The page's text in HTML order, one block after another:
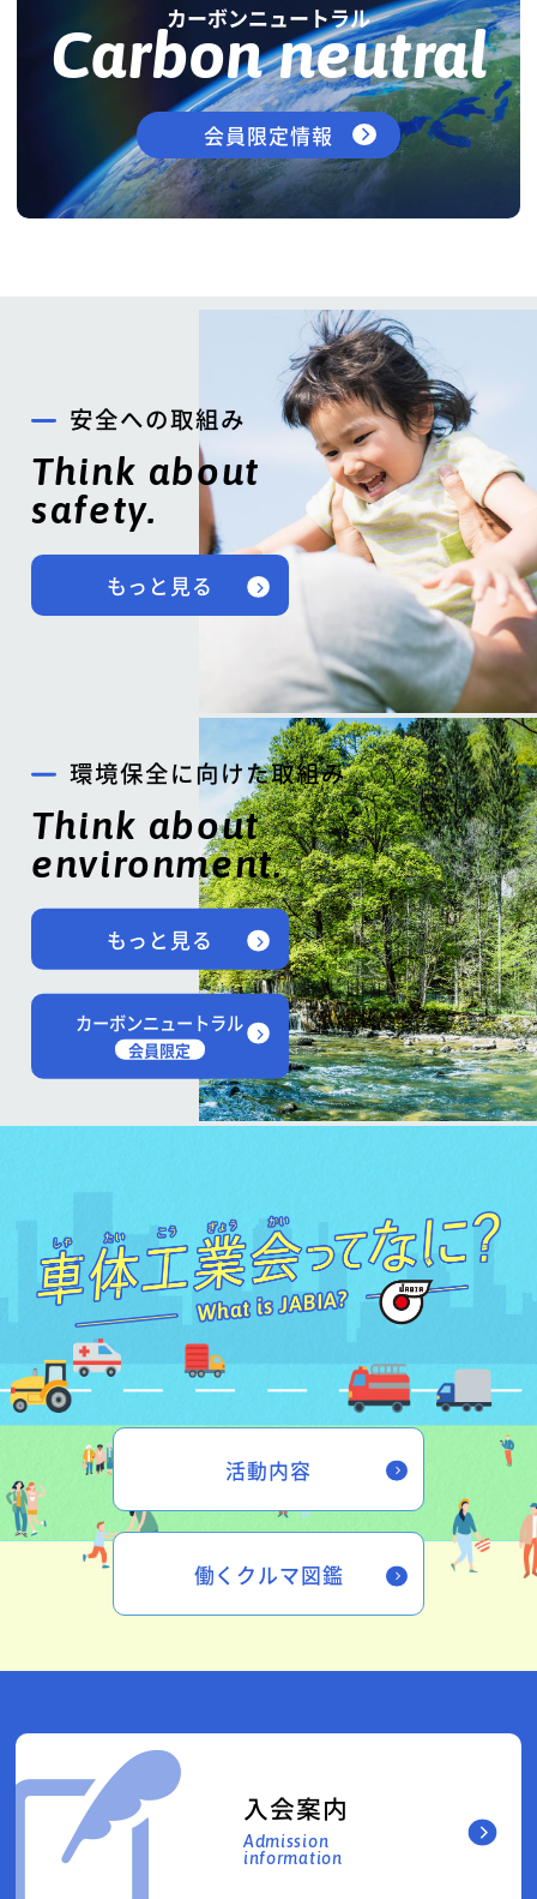
カーボンニュートラル
Carbon neutral
会員限定情報
安全への取組み
Think about
safety.
もっと見る
環境保全に向けた取組み
Think about
environment.
もっと見る
カーボンニュートラル
会員限定
活動内容
働くクルマ図鑑
入会案内
Admission
information